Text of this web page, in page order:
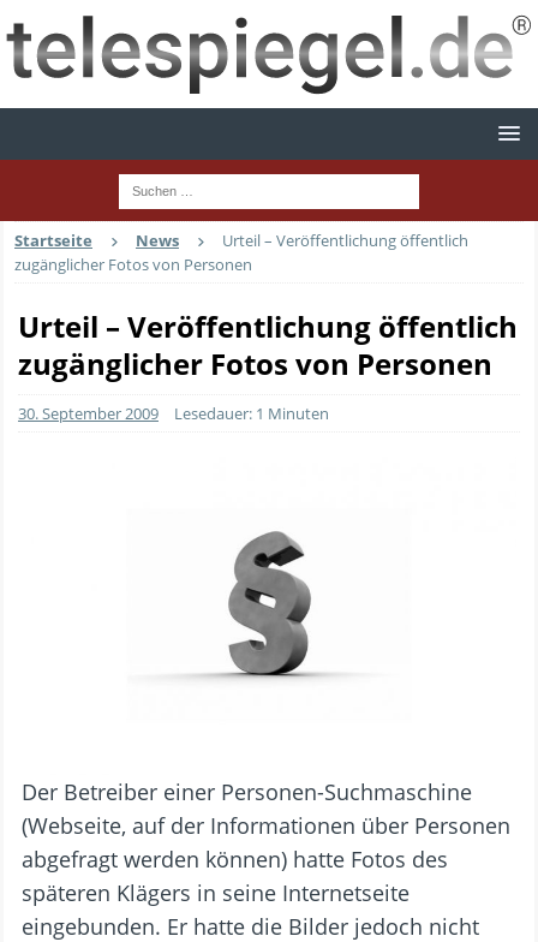
Startseite News
Urteil – Veröffentlichung öffentlich
zugänglicher Fotos von Personen
Urteil – Veröffentlichung öffentlich
zugänglicher Fotos von Personen
30. September 2009 Lesedauer: 1 Minuten
Der Betreiber einer Personen-Suchmaschine
(Webseite, auf der Informationen über Personen
abgefragt werden können) hatte Fotos des
späteren Klägers in seine Internetseite
eingebunden. Er hatte die Bilder jedoch nicht